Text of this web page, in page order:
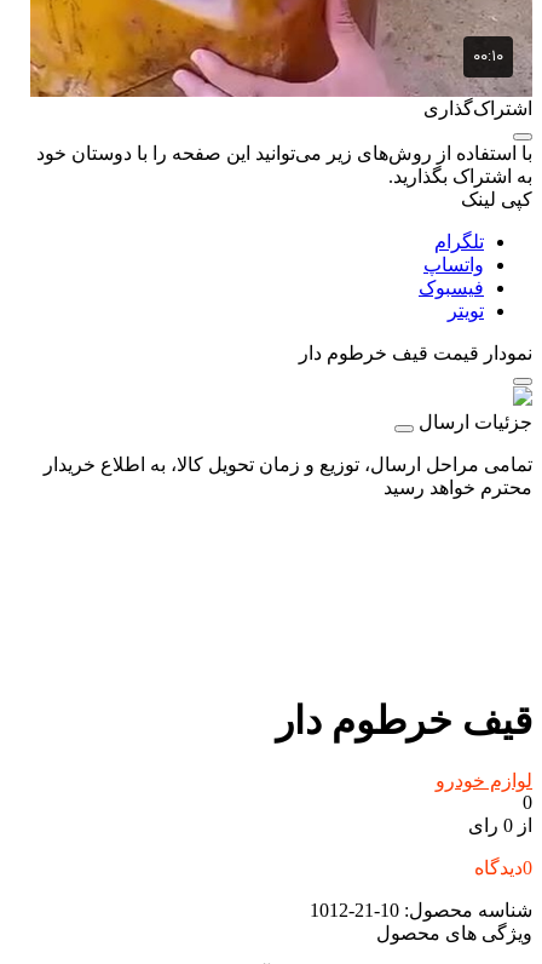
اشتراک‌گذاری
با استفاده از روش‌های زیر می‌توانید این صفحه را با دوستان خود
به اشتراک بگذارید.
کپی لینک
تلگرام
واتساپ
فیسبوک
تویتر
نمودار قیمت قیف خرطوم دار
جزئیات ارسال
تمامی مراحل ارسال، توزیع و زمان تحویل کالا، به اطلاع خریدار
محترم خواهد رسید
قیف خرطوم دار
لوازم خودرو
0
از 0 رای
0دیدگاه
شناسه محصول: 10-21-1012
ویژگی های محصول